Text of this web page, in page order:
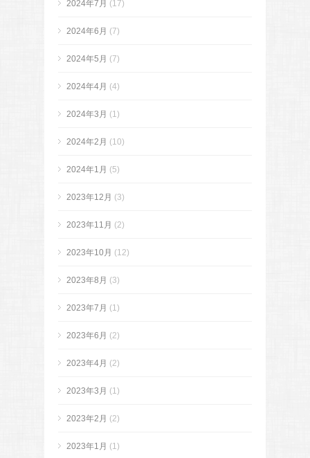
2024年7月 (17)
2024年6月 (7)
2024年5月 (7)
2024年4月 (4)
2024年3月 (1)
2024年2月 (10)
2024年1月 (5)
2023年12月 (3)
2023年11月 (2)
2023年10月 (12)
2023年8月 (3)
2023年7月 (1)
2023年6月 (2)
2023年4月 (2)
2023年3月 (1)
2023年2月 (2)
2023年1月 (1)